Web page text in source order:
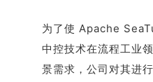
为了使 Apache
中控技术在流程工业
景需求，公司对其进